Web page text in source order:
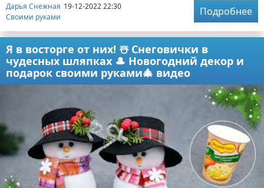
Дарья Снежная 19-12-2022 22:30
Своими руками
Подробнее
Я в восторге от них! ☃️ Снеговички в
чудесных шляпках 🎩 Новогодний декор и
подарок своими руками🎄 видео